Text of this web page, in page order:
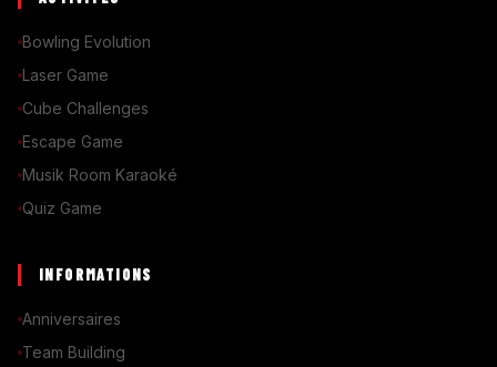
Bowling Evolution
Laser Game
Cube Challenges
Escape Game
Musik Room Karaoké
Quiz Game
INFORMATIONS
Anniversaires
Team Building